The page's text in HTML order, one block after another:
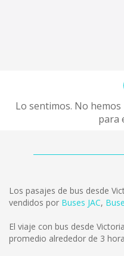
Lo sentimos. No
para
Los pasajes de bus desde
vendidos por Buses JAC,
El viaje con bus desde
promedio alrededor de 3